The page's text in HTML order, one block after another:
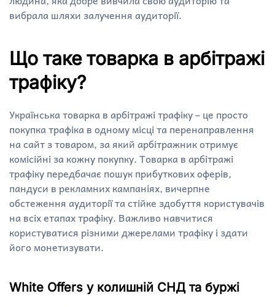
вибрала шляхи залучення аудиторії.
Що таке товарка в арбітражі
трафіку?
Українська товарка в арбітражі трафіку – це просто
покупка трафіка в одному місці та перенаправлення
на сайт з товаром, за який арбітражник отримує
комісійні за кожну покупку. Товарка в арбітражі
трафіку передбачає пошук прибуткових оферів,
пандуси в рекламних кампаніях, вичерпне
обстеження аудиторії та стійке здобуття користувачів
на всіх етапах трафіку. Важливо навчитися
користуватися різними джерелами трафіку і здати
його монетизувати.
White Offers у колишній СНД та буржі